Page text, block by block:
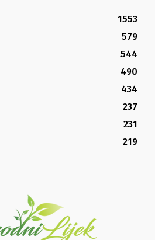
1553
579
544
490
434
237
231
219